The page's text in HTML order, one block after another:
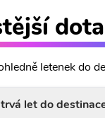
letenek do
let do